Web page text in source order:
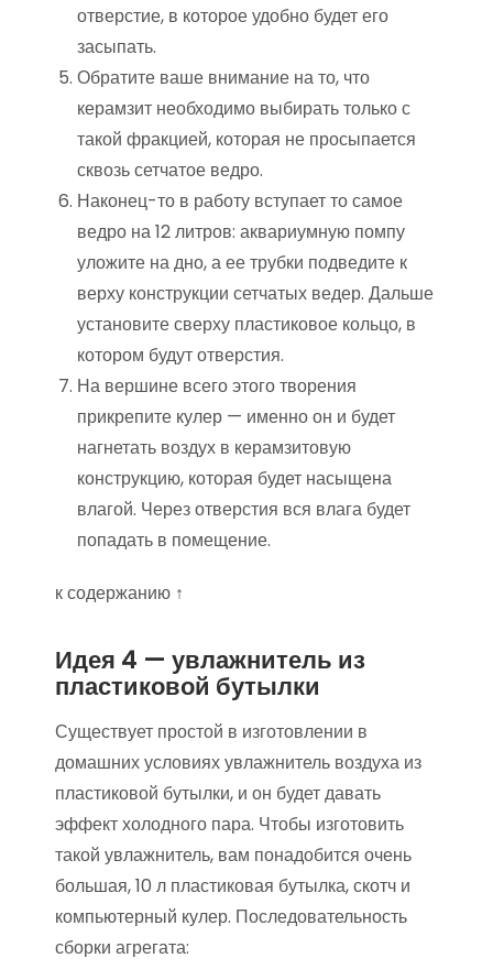
отверстие, в которое удобно будет его
засыпать.
Обратите ваше внимание на то, что
керамзит необходимо выбирать только с
такой фракцией, которая не просыпается
сквозь сетчатое ведро.
Наконец-то в работу вступает то самое
ведро на 12 литров: аквариумную помпу
уложите на дно, а ее трубки подведите к
верху конструкции сетчатых ведер. Дальше
установите сверху пластиковое кольцо, в
котором будут отверстия.
На вершине всего этого творения
прикрепите кулер — именно он и будет
нагнетать воздух в керамзитовую
конструкцию, которая будет насыщена
влагой. Через отверстия вся влага будет
попадать в помещение.
к содержанию ↑
Идея 4 — увлажнитель из
пластиковой бутылки
Существует простой в изготовлении в
домашних условиях увлажнитель воздуха из
пластиковой бутылки, и он будет давать
эффект холодного пара. Чтобы изготовить
такой увлажнитель, вам понадобится очень
большая, 10 л пластиковая бутылка, скотч и
компьютерный кулер. Последовательность
сборки агрегата: